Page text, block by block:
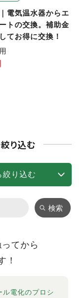
電気温水器からエ
トの交換。補助金
てお得に交換！
り込む
絞り込む
検索
てから
！
ル電化のプロシ